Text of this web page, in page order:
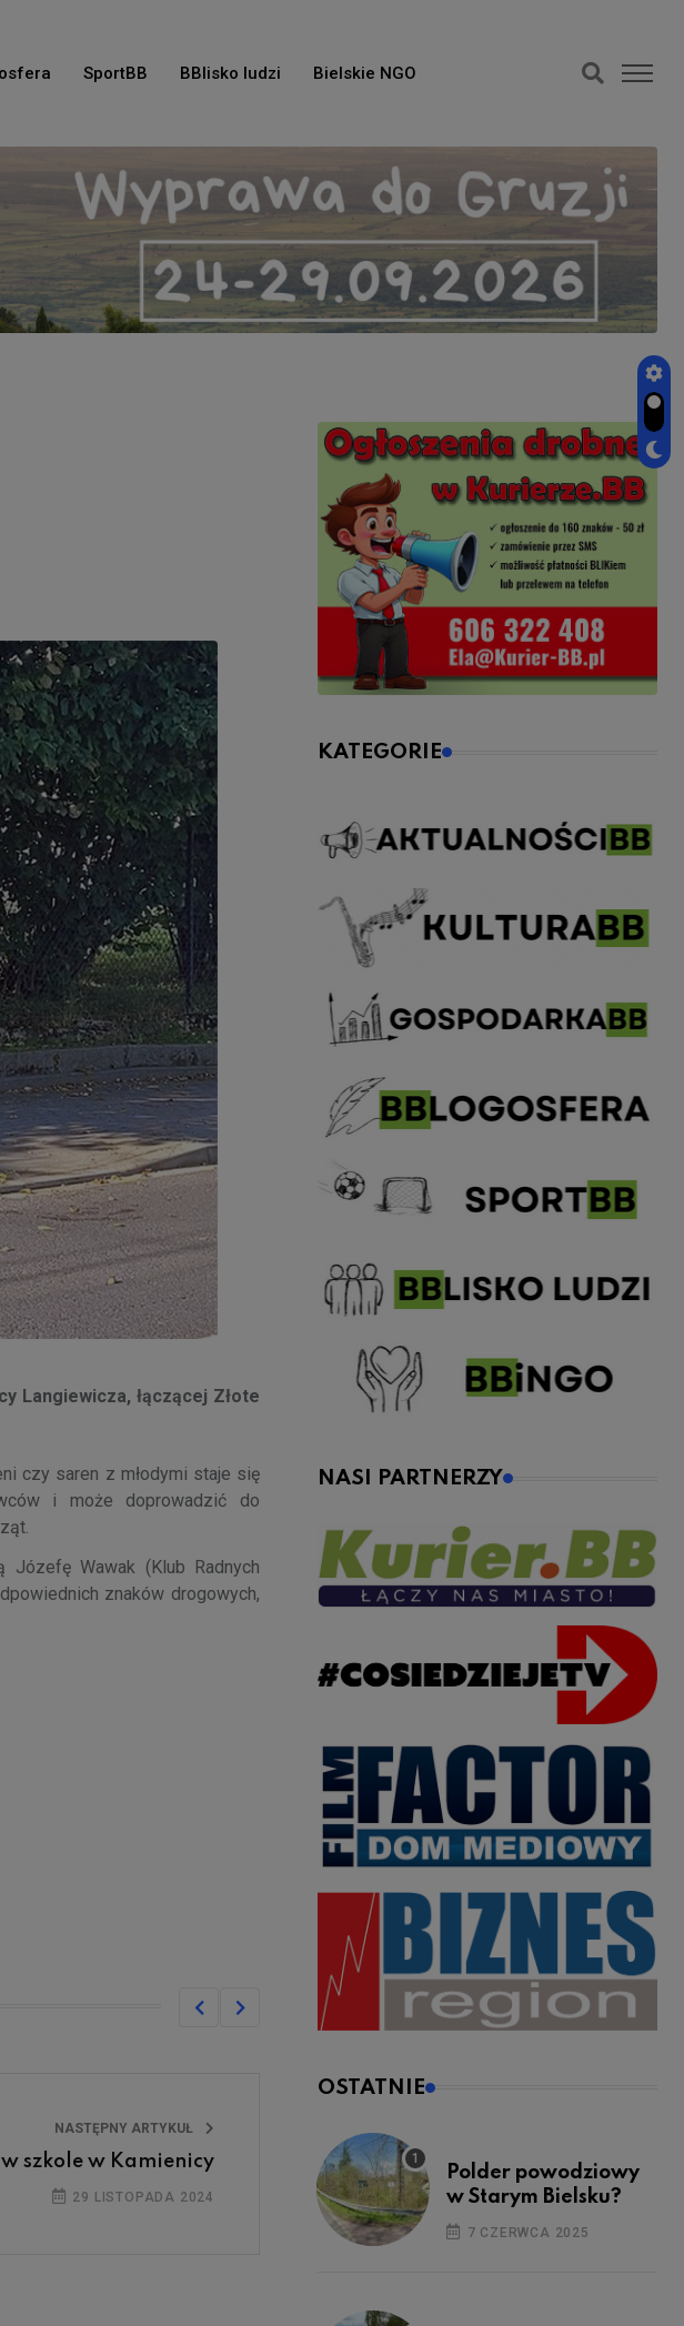
SportBB BBlisko ludzi Bielskie NGO
Langiewicza, łączącej Złote
czy saren z młodymi staje się
i może doprowadzić do
Wawak (Klub Radnych
znaków drogowych,
NASTĘPNY ARTYKUŁ
w szkole w Kamienicy
29 LISTOPADA 2024
KATEGORIE
NASI PARTNERZY
OSTATNIE
Polder powodziowy
w Starym Bielsku?
7 CZERWCA 2025